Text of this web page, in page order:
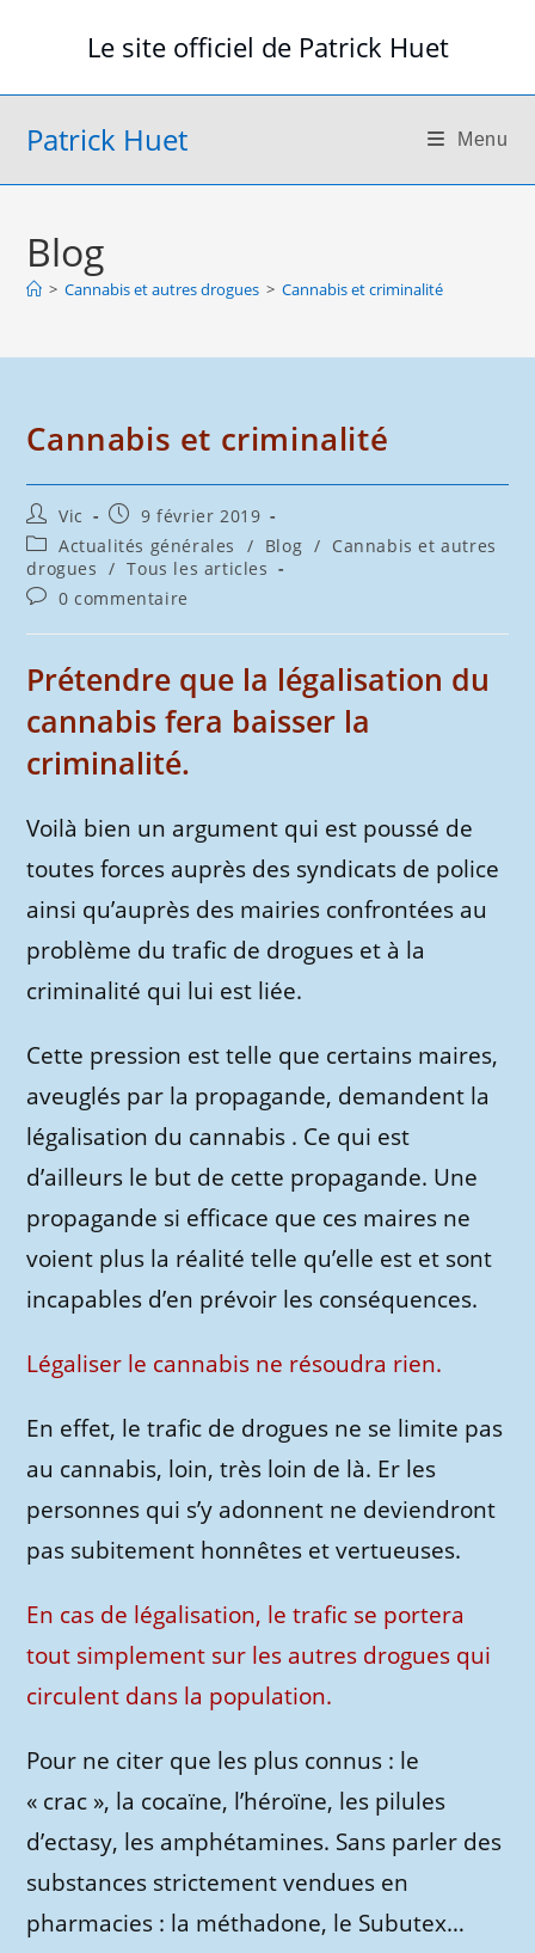
Le site officiel de Patrick Huet
Patrick Huet Menu
Blog
> Cannabis et autres drogues > Cannabis et criminalité
Cannabis et criminalité
Auteur/autrice
de
la
publication :
Vic
Publication
publiée :
9 février 2019
Post
category:
Actualités générales / Blog / Cannabis et autres
drogues / Tous les articles
Commentaires
la
publication :
0 commentaire
Prétendre que la légalisation du
cannabis fera baisser la
criminalité.
Voilà bien un argument qui est poussé de
toutes forces auprès des syndicats de police
ainsi qu’auprès des mairies confrontées au
problème du trafic de drogues et à la
criminalité qui lui est liée.
Cette pression est telle que certains maires,
aveuglés par la propagande, demandent la
légalisation du cannabis . Ce qui est
d’ailleurs le but de cette propagande. Une
propagande si efficace que ces maires ne
voient plus la réalité telle qu’elle est et sont
incapables d’en prévoir les conséquences.
Légaliser le cannabis ne résoudra rien.
En effet, le trafic de drogues ne se limite pas
au cannabis, loin, très loin de là. Er les
personnes qui s’y adonnent ne deviendront
pas subitement honnêtes et vertueuses.
En cas de légalisation, le trafic se portera
tout simplement sur les autres drogues qui
circulent dans la population.
Pour ne citer que les plus connus : le
« crac », la cocaïne, l’héroïne, les pilules
d’ectasy, les amphétamines. Sans parler des
substances strictement vendues en
pharmacies : la méthadone, le Subutex…